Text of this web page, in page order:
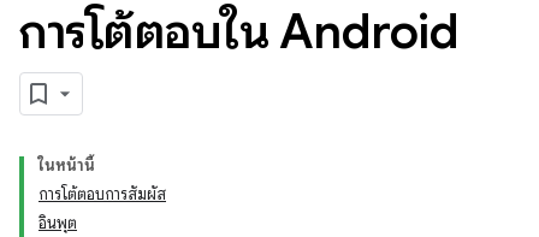
การโต้ตอบใน Android
ในหน้านี้
การโต้ตอบการสัมผัส
อินพุต